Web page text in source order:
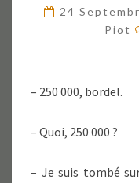
24
Piot
– 250 000, bordel.
– Quoi, 250 000 ?
– Je suis tombé